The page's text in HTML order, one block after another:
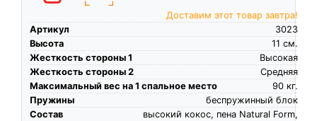
Доставим этот товар завтра!
Артикул
3023
Высота
см.
11
Жесткость стороны 1
Высокая
Жесткость стороны 2
Средняя
Максимальный вес на 1 спальное место
кг.
90
Пружины
беспружинный блок
Состав
высокий кокос, пена Natural Form,